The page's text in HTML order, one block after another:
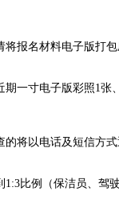
名材料电子版打包
寸电子版彩照1张
以电话及短信方式
例（保洁员、驾